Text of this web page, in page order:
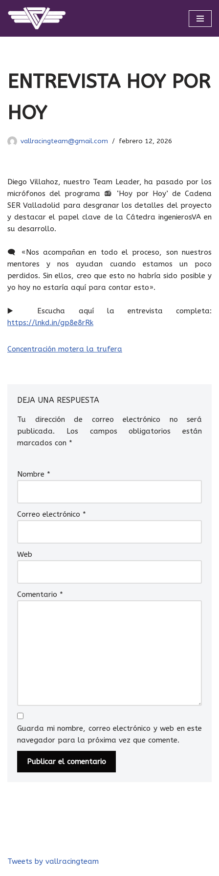
al
ENTREVISTA HOY POR
HOY
vallracingteam@gmail.com febrero 12, 2026
Diego Villahoz, nuestro Team Leader, ha pasado por los
micrófonos del programa 📻 ‘Hoy por Hoy’ de Cadena
SER Valladolid para desgranar los detalles del proyecto
y destacar el papel clave de la Cátedra ingenierosVA en
su desarrollo.
🗨️ «Nos acompañan en todo el proceso, son nuestros
mentores y nos ayudan cuando estamos un poco
perdidos. Sin ellos, creo que esto no habría sido posible y
yo hoy no estaría aquí para contar esto».
▶️ Escucha aquí la entrevista completa:
https://lnkd.in/gp8e8rRk
Concentración motera la trufera
DEJA UNA RESPUESTA
Tu dirección de correo electrónico no será
publicada.
Los campos obligatorios están
marcados con *
Nombre *
Correo electrónico *
Web
Comentario *
Guarda mi nombre, correo electrónico y web en este
navegador para la próxima vez que comente.
Tweets by vallracingteam